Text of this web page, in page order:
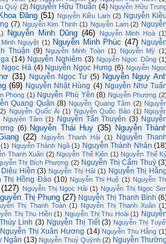
Quý (2) Nguyễn Hữu Thuần (4) Nguyễn Hữu
Đăng (51) Nguyễn Kiều Lam (2) Nguyễn
(7) Nguyễn Kim Thịnh (1) Nguyễn Lam (2)
Nguyễn Minh Dũng (46) Nguyễn Minh Hoà
Nguyệt (1) Nguyễn Minh Phúc (47)
Thuận (9) Nguyễn Minh Toàn (1) Nguyễn Mỳ
(14) Nguyễn Nghiêm (3) Nguyễn Ngọc Dũng
Ngọc Hà (4) Nguyễn Ngọc Hưng (6) Nguyễn
(31) Nguyễn Ngọc Tư (5) Nguyễn Nguy
(69) Nguyễn Nhật Hùng (4) Nguyễn Như
Phong (1) Nguyễn Phú Yên (8) Nguyễn Phượng
Quang Quân (8) Nguyễn Quang Tâm (2)
Nguyễn Quốc Ái (1) Nguyễn Quốc Bảo (1)
Nguyên Tâm (1) Nguyễn Tấn Thuyên (3)
(6) Nguyễn Thái Huy (35)
Nguyễn
(22) Nguyễn Thanh Hải (1)
Nguyễn
(1) Nguyễn Thánh Ngã (1) Nguyễn Thành Nhân
Thanh Xuân (2) Nguyễn Thế Kiên (1) Nguyễn Thế
Thị Bích Phượng (2) Nguyễn Thị Cẩm Thuỳ
Hiền (3) Nguyễn Thị Hải (1) Nguyễn Thị
Thị Hồng Đào (10) Nguyễn Thị Huệ (1) Nguyễn
(127) Nguyễn Thị Ngọc Hải (1) Nguyễn Thị Ngọc
Thị Phụng (27) Nguyễn Thị Thanh Bình
Thị Thanh Toàn (1) Nguyễn Thị Thanh Xuân
Thị Thu Hiền (1) Nguyễn Thị Thu Hoài (1)
Linh (3) Nguyễn Thị Tiết (3) Nguyễn Thị
Nguyễn Thị Xuân Hương (14) Nguyễn Thu Hằng
Ngân (13) Nguyễn Thuý Quỳnh (2) Nguyễn